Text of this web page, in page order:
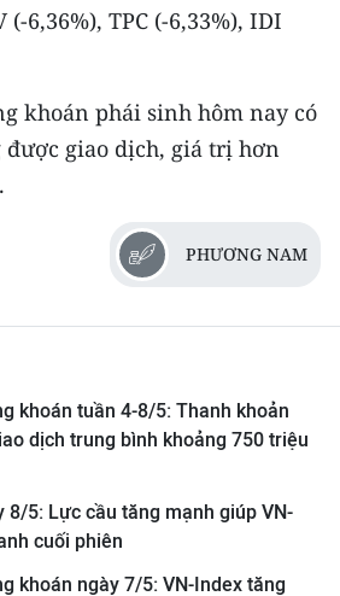
(-6,36%), TPC (-6,33%), IDI
khoán phái sinh hôm nay có
được giao dịch, giá trị hơn
PHƯƠNG NAM
khoán tuần 4-8/5: Thanh khoản
dịch trung bình khoảng 750 triệu
8/5: Lực cầu tăng mạnh giúp VN-
cuối phiên
khoán ngày 7/5: VN-Index tăng